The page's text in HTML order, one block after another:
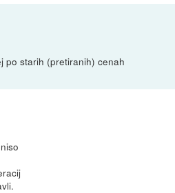
po starih (pretiranih) cenah